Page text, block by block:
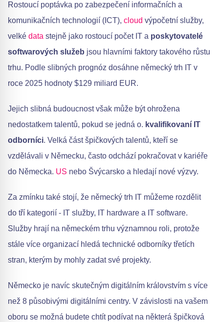
Rostoucí poptávka po zabezpečení informačních a
komunikačních technologií (ICT), cloud výpočetní služby,
velké data stejně jako rostoucí počet IT a poskytovatelé
softwarových služeb jsou hlavními faktory takového růstu
trhu. Podle slibných prognóz dosáhne německý trh IT v
roce 2025 hodnoty $129 miliard EUR.
Jejich slibná budoucnost však může být ohrožena
nedostatkem talentů, pokud se jedná o. kvalifikovaní IT
odborníci. Velká část špičkových talentů, kteří se
vzdělávali v Německu, často odchází pokračovat v kariéře
do Německa. US nebo Švýcarsko a hledají nové výzvy.
Za zmínku také stojí, že německý trh IT můžeme rozdělit
do tří kategorií - IT služby, IT hardware a IT software.
Služby hrají na německém trhu významnou roli, protože
stále více organizací hledá technické odborníky třetích
stran, kterým by mohly zadat své projekty.
Německo je navíc skutečným digitálním královstvím s více
než 8 působivými digitálními centry. V závislosti na vašem
oboru se možná budete chtít podívat na některá špičková